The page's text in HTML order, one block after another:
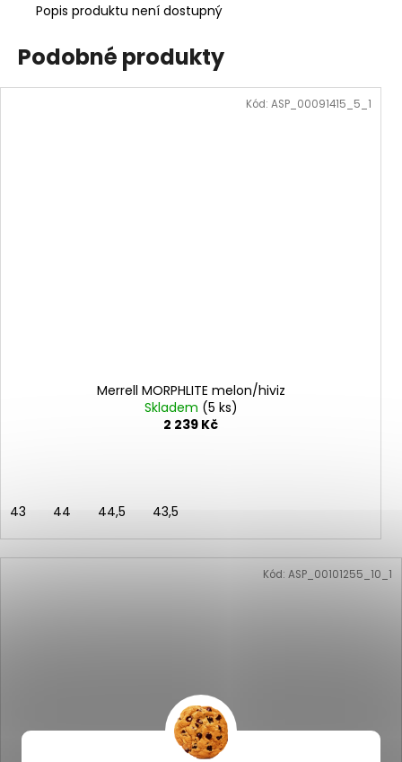
Popis produktu není dostupný
Podobné produkty
Merrell MORPHLITE melon/hiviz
Skladem (5 ks)
2 239 Kč
43 44 44,5 43,5
Kód: ASP_00091415_5_1
Kód: ASP_00101255_10_1